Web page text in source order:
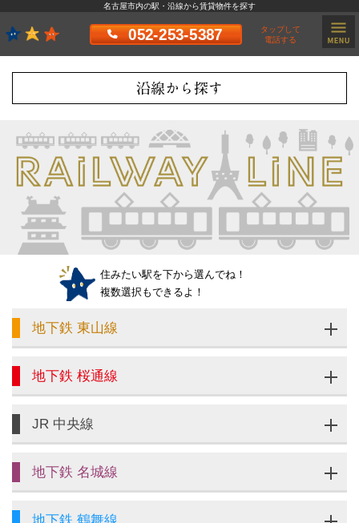
名古屋市内の駅・沿線から賃貸物件を探す
052-253-5387
タップして
電話する
沿線から探す
住みたい駅を下から選んでね！
複数選択もできるよ！
地下鉄 東山線
地下鉄 桜通線
JR 中央線
地下鉄 名城線